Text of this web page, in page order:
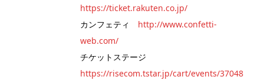
https://ticket.rakuten.co.jp/
カンフェティ http://www.confetti-
web.com/
チケットステージ
https://risecom.tstar.jp/cart/events/37048